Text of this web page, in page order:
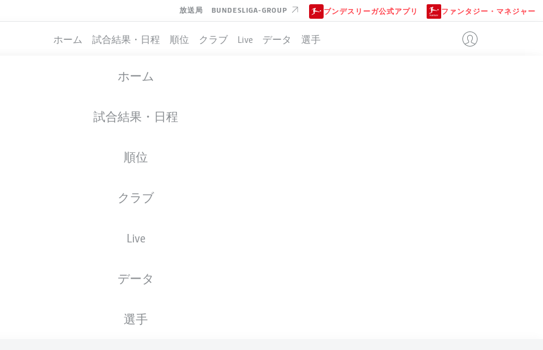
放送局 BUNDESLIGA-GROUP ブンデスリーガ公式アプリ ファンタジー・マネジャー
ホーム 試合結果・日程 順位 クラブ Live データ 選手
ホーム
試合結果・日程
順位
クラブ
Live
データ
選手
06.09.1996